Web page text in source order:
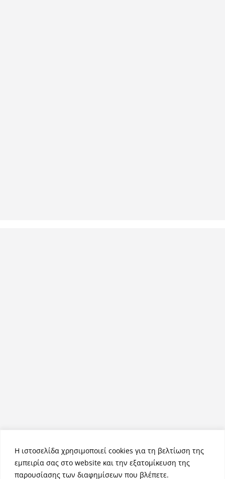
Η ιστοσελίδα χρησιμοποιεί cookies για τη βελτίωση της
εμπειρία σας στο website και την εξατομίκευση της
παρουσίασης των διαφημίσεων που βλέπετε.